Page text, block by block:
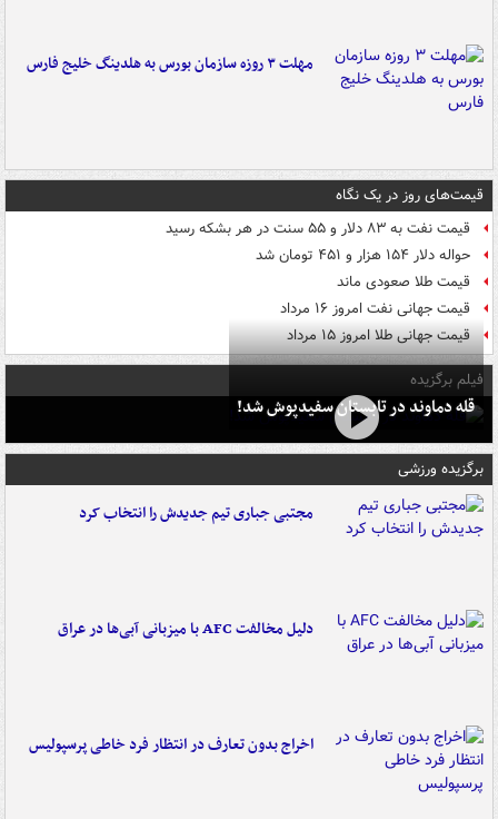
مهلت ۳ روزه سازمان بورس به هلدینگ خلیج فارس
قیمت‌های روز در یک نگاه
قیمت نفت به ۸۳ دلار و ۵۵ سنت در هر بشکه رسید
حواله دلار ۱۵۴ هزار و ۴۵۱ تومان شد
قیمت طلا صعودی ماند
قیمت جهانی نفت امروز ۱۶ مرداد
قیمت جهانی طلا امروز ۱۵ مرداد
فیلم برگزیده
قله دماوند در تابستان سفیدپوش شد!
برگزیده ورزشی
مجتبی جباری تیم جدیدش را انتخاب کرد
دلیل مخالفت AFC با میزبانی آبی‌ها در عراق
اخراج بدون تعارف در انتظار فرد خاطی پرسپولیس